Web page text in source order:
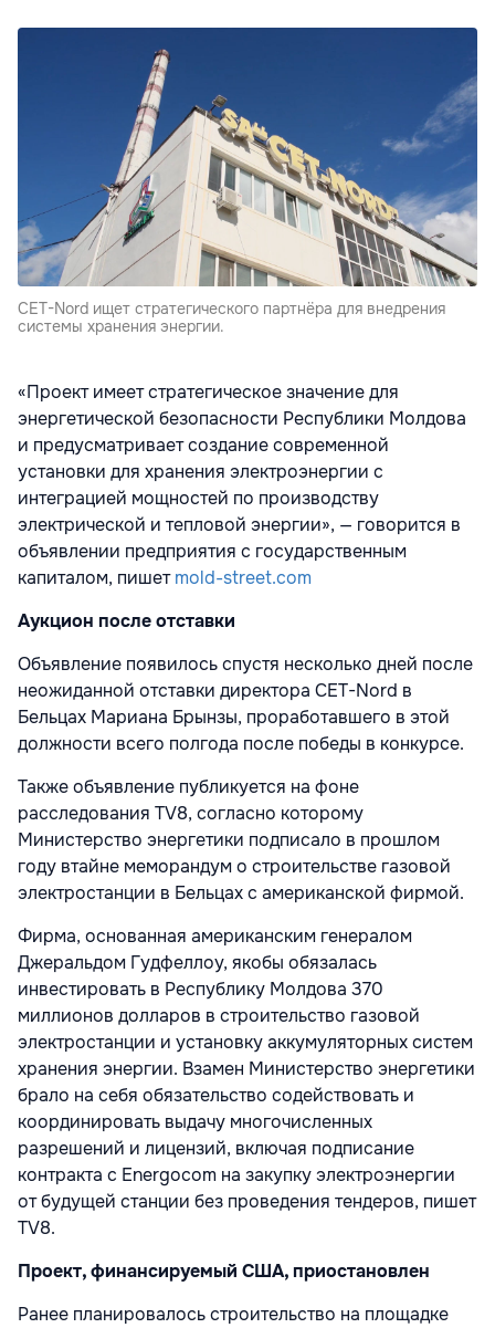
CET-Nord ищет стратегического партнёра для внедрения
системы хранения энергии.
«Проект имеет стратегическое значение для
энергетической безопасности Республики Молдова
и предусматривает создание современной
установки для хранения электроэнергии с
интеграцией мощностей по производству
электрической и тепловой энергии», — говорится в
объявлении предприятия с государственным
капиталом, пишетmold-street.com
Аукцион после отставки
Объявление появилось спустя несколько дней после
неожиданной отставки директора CET-Nord в
Бельцах Мариана Брынзы, проработавшего в этой
должности всего полгода после победы в конкурсе.
Также объявление публикуется на фоне
расследования TV8, согласно которому
Министерство энергетики подписало в прошлом
году втайне меморандум о строительстве газовой
электростанции в Бельцах с американской фирмой.
Фирма, основанная американским генералом
Джеральдом Гудфеллоу, якобы обязалась
инвестировать в Республику Молдова 370
миллионов долларов в строительство газовой
электростанции и установку аккумуляторных систем
хранения энергии. Взамен Министерство энергетики
брало на себя обязательство содействовать и
координировать выдачу многочисленных
разрешений и лицензий, включая подписание
контракта с Energocom на закупку электроэнергии
от будущей станции без проведения тендеров, пишет
TV8.
Проект, финансируемый США, приостановлен
Ранее планировалось строительство на площадке